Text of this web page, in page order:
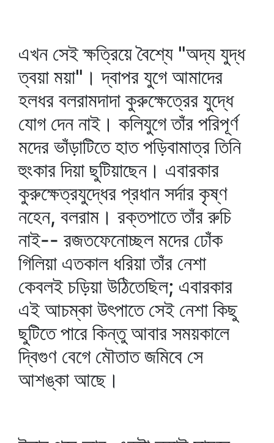
এখন সেই ক্ষত্রিয়ে বৈশ্যে "অদ্য যুদ্ধ
ত্বয়া ময়া"। দ্বাপর যুগে আমাদের
হলধর বলরামদাদা কুরুক্ষেত্রের যুদ্ধে
যোগ দেন নাই। কলিযুগে তাঁর পরিপূর্ণ
মদের ভাঁড়াটিতে হাত পড়িবামাত্র তিনি
হুংকার দিয়া ছুটিয়াছেন। এবারকার
কুরুক্ষেত্রযুদ্ধের প্রধান সর্দার কৃষ্ণ
নহেন, বলরাম। রক্তপাতে তাঁর রুচি
নাই-- রজতফেনোচ্ছল মদের ঢোঁক
গিলিয়া এতকাল ধরিয়া তাঁর নেশা
কেবলই চড়িয়া উঠিতেছিল; এবারকার
এই আচম্‌কা উৎপাতে সেই নেশা কিছু
ছুটিতে পারে কিন্তু আবার সময়কালে
দ্বিগুণ বেগে মৌতাত জমিবে সে
আশঙ্কা আছে।